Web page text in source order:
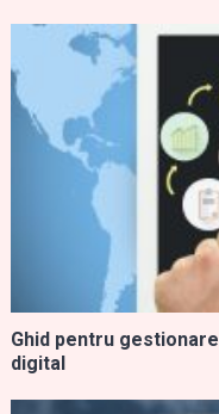
Ghid pentru
digital